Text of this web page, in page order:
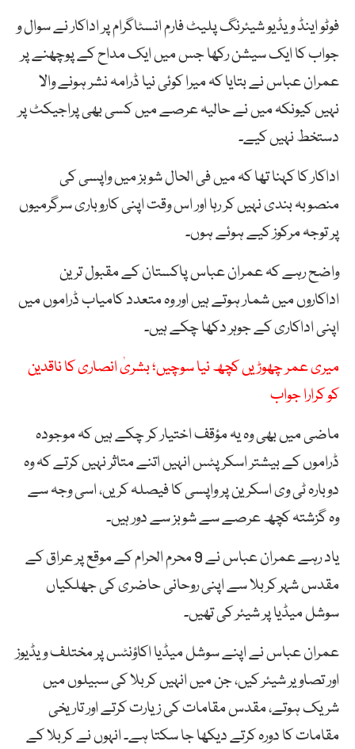
فوٹو اینڈ ویڈیو شیئرنگ پلیٹ فارم انسٹاگرام پر اداکار نے سوال و
جواب کا ایک سیشن رکھا جس میں ایک مداح کے پوچھنے پر
عمران عباس نے بتایا کہ میرا کوئی نیا ڈرامہ نشر ہونے والا
نہیں کیونکہ میں نے حالیہ عرصے میں کسی بھی پراجیکٹ پر
دستخط نہیں کیے۔
اداکار کا کہنا تھا کہ میں فی الحال شوبز میں واپسی کی
منصوبہ بندی نہیں کر رہا اور اس وقت اپنی کاروباری سرگرمیوں
پر توجہ مرکوز کیے ہوئے ہوں۔
واضح رہے کہ عمران عباس پاکستان کے مقبول ترین
اداکاروں میں شمار ہوتے ہیں اور وہ متعدد کامیاب ڈراموں میں
اپنی اداکاری کے جوہر دکھا چکے ہیں۔
میری عمر چھوڑیں کچھ نیا سوچیں؛ بشریٰ انصاری کا ناقدین
کو کرارا جواب
ماضی میں بھی وہ یہ مؤقف اختیار کر چکے ہیں کہ موجودہ
ڈراموں کے بیشتر اسکرپٹس انہیں اتنے متاثر نہیں کرتے کہ وہ
دوبارہ ٹی وی اسکرین پر واپسی کا فیصلہ کریں، اسی وجہ سے
وہ گزشتہ کچھ عرصے سے شوبز سے دور ہیں۔
یاد رہے عمران عباس نے 9 محرم الحرام کے موقع پر عراق کے
مقدس شہر کربلا سے اپنی روحانی حاضری کی جھلکیاں
سوشل میڈیا پر شیئر کی تھیں۔
عمران عباس نے اپنے سوشل میڈیا اکاؤنٹس پر مختلف ویڈیوز
اور تصاویر شیئر کیں، جن میں انہیں کربلا کی سبیلوں میں
شریک ہوتے، مقدس مقامات کی زیارت کرتے اور تاریخی
مقامات کا دورہ کرتے دیکھا جا سکتا ہے۔ انہوں نے کربلا کے